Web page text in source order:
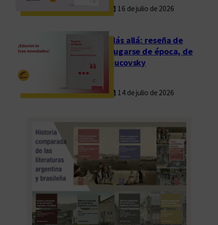
16 de julio de 2026
Más allá: reseña de
Fugarse de época, de
Rucovsky
14 de julio de 2026